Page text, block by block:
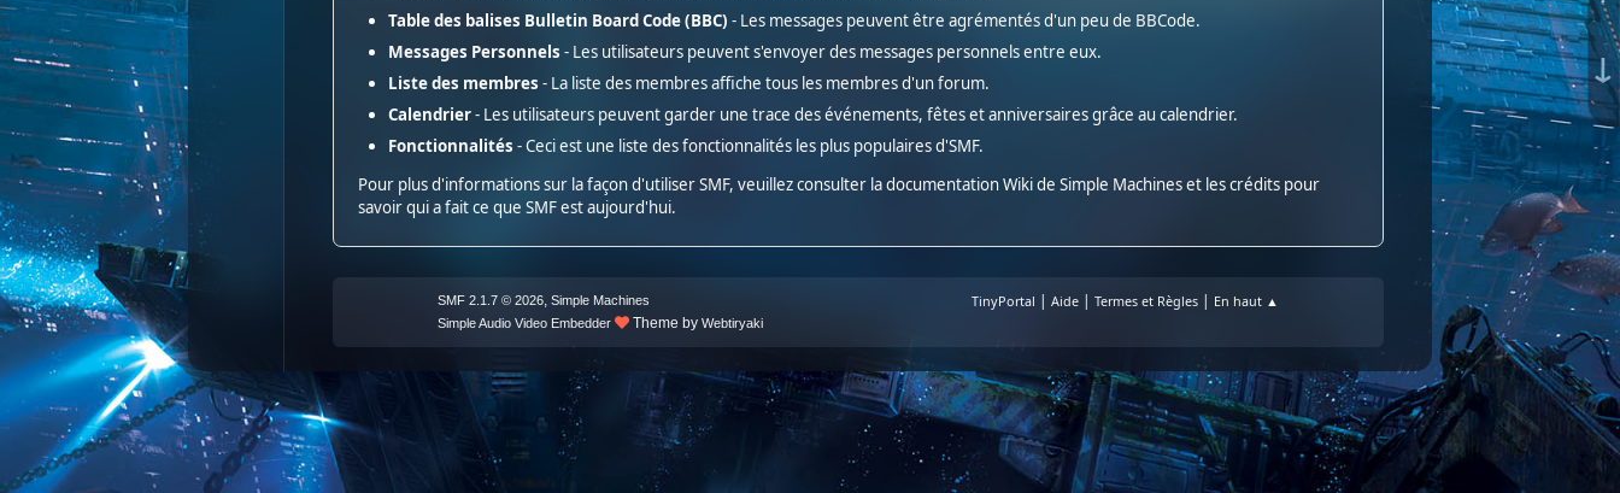
↓
Table des balises Bulletin Board Code (BBC) - Les messages peuvent être agrémentés d'un peu de BBCode.
Messages Personnels - Les utilisateurs peuvent s'envoyer des messages personnels entre eux.
Liste des membres - La liste des membres affiche tous les membres d'un forum.
Calendrier- Les utilisateurs peuvent garder une trace des événements, fêtes et anniversaires grâce au calendrier.
Fonctionnalités - Ceci est une liste des fonctionnalités les plus populaires d'SMF.
Pour plus d'informations sur la façon d'utiliser SMF, veuillez consulter ladocumentation Wiki de Simple Machineset lescréditspour
savoir qui a fait ce que SMF est aujourd'hui.
TinyPortal | Aide | Termes et Règles | En haut ▲
SMF 2.1.7 © 2026, Simple Machines
Simple Audio Video Embedder
Theme by Webtiryaki